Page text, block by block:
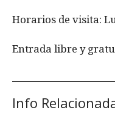
Horarios de visita:
Entrada libre y
Info